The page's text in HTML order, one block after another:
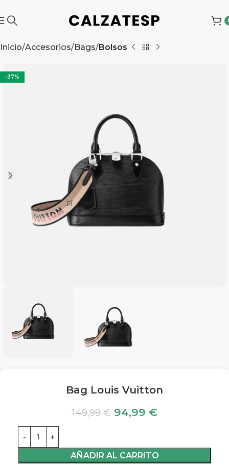
Inicio Accesorios Bags Bolsos
-37%
Bag Louis Vuitton
149,99€ 94,99 €
AÑADIR AL CARRITO